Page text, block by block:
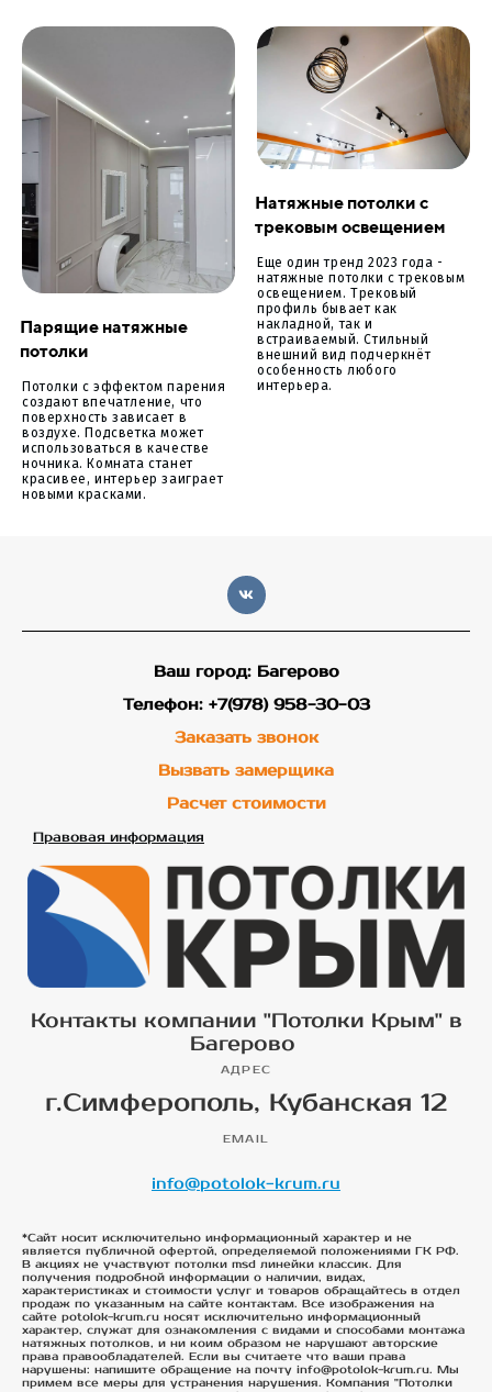
Парящие натяжные
потолки
Потолки с эффектом парения
создают впечатление, что
поверхность зависает в
воздухе. Подсветка может
использоваться в качестве
ночника. Комната станет
красивее, интерьер заиграет
новыми красками.
Натяжные потолки с
трековым освещением
Еще один тренд 2023 года -
натяжные потолки с трековым
освещением. Трековый
профиль бывает как
накладной, так и
встраиваемый. Стильный
внешний вид подчеркнёт
особенность любого
интерьера.
Ваш город: Багерово
Телефон: +7(978) 958-30-03
Заказать звонок
Вызвать замерщика
Расчет стоимости
Правовая информация
Контакты компании "Потолки Крым" в
Багерово
АДРЕС
г.Симферополь, Кубанская 12
EMAIL
info@potolok-krum.ru
*Сайт носит исключительно информационный характер и не
является публичной офертой, определяемой положениями ГК РФ.
В акциях не участвуют потолки msd линейки классик. Для
получения подробной информации о наличии, видах,
характеристиках и стоимости услуг и товаров обращайтесь в отдел
продаж по указанным на сайте контактам. Все изображения на
сайте potolok-krum.ru носят исключительно информационный
характер, служат для ознакомления с видами и способами монтажа
натяжных потолков, и ни коим образом не нарушают авторские
права правообладателей. Если вы считаете что ваши права
нарушены: напишите обращение на почту info@potolok-krum.ru. Мы
примем все меры для устранения нарушения. Компания "Потолки